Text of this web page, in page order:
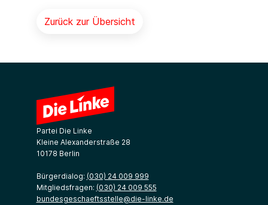
Zurück zur Übersicht
Partei Die Linke
Kleine Alexanderstraße 28
10178 Berlin
Bürgerdialog: (030) 24 009 999
Mitgliedsfragen: (030) 24 009 555
bundesgeschaeftsstelle@die-linke.de